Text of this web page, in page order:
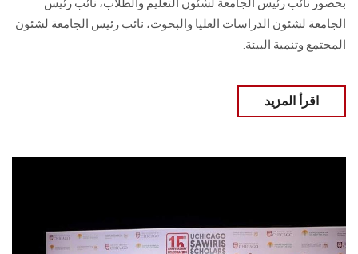
بحضور نائب رئيس الجامعة لشئون التعليم والطلاب، نائب رئيس
الجامعة لشئون الدراسات العليا والبحوث، نائب رئيس الجامعة لشئون
المجتمع وتنمية البيئة.
اقرأ المزيد